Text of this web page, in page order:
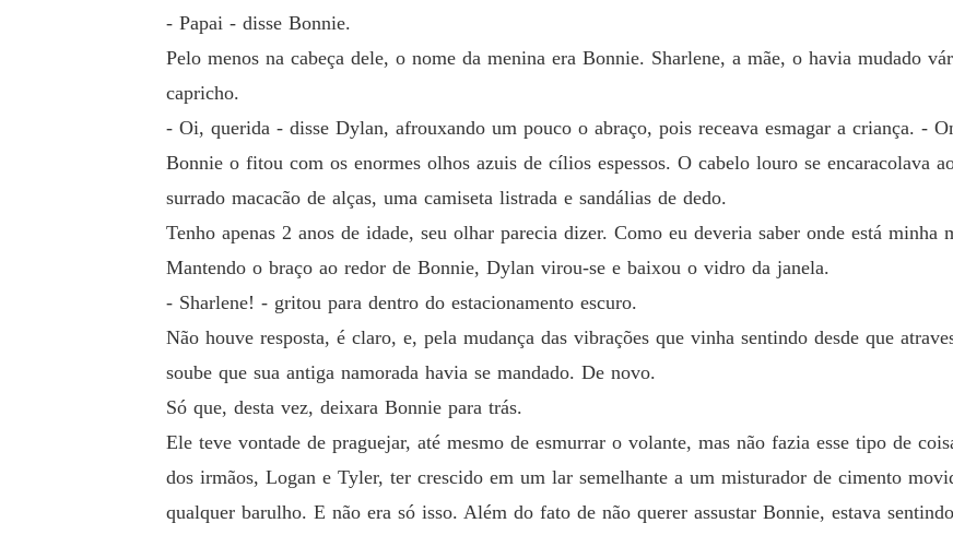
- Papai - disse Bonnie.
Pelo menos na cabeça dele, o nome da menina era Bonnie. Sharlene, a mãe, o havia mudado
capricho.
- Oi, querida - disse Dylan, afrouxando um pouco o abraço, pois receava esmagar a criança. -
Bonnie o fitou com os enormes olhos azuis de cílios espessos. O cabelo louro se encaracolava
surrado macacão de alças, uma camiseta listrada e sandálias de dedo.
Tenho apenas 2 anos de idade, seu olhar parecia dizer. Como eu deveria saber onde está minha
Mantendo o braço ao redor de Bonnie, Dylan virou-se e baixou o vidro da janela.
- Sharlene! - gritou para dentro do estacionamento escuro.
Não houve resposta, é claro, e, pela mudança das vibrações que vinha sentindo desde que
soube que sua antiga namorada havia se mandado. De novo.
Só que, desta vez, deixara Bonnie para trás.
Ele teve vontade de praguejar, até mesmo de esmurrar o volante, mas não fazia esse tipo de
dos irmãos, Logan e Tyler, ter crescido em um lar semelhante a um misturador de cimento
qualquer barulho. E não era só isso. Além do fato de não querer assustar Bonnie, estava